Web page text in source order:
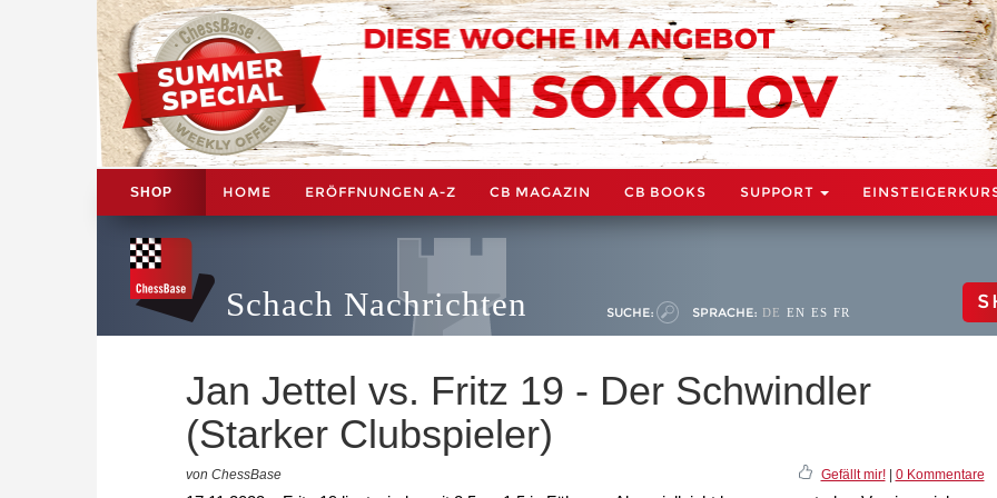
SHOP HOME ERÖFFNUNGEN A-Z CB MAGAZIN CB BOOKS SUPPORT
Schach Nachrichten SUCHE: SPRACHE: DE EN ES FR
Jan Jettel vs. Fritz 19 - Der Schwindler
(Starker Clubspieler)
von ChessBase Gefällt mir!| 0 Kommentare